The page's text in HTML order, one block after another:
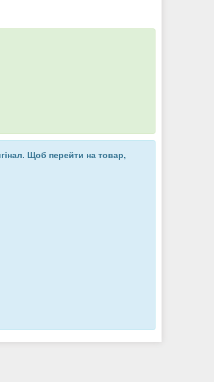
Щоб перейти на товар,